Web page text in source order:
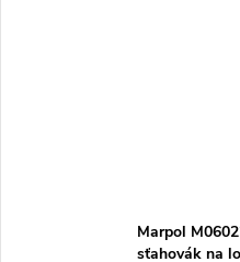
Marpol
sťahovák na